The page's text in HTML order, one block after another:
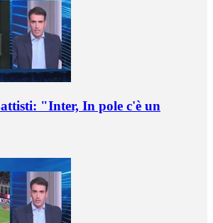
"Inter, In pole c'è un